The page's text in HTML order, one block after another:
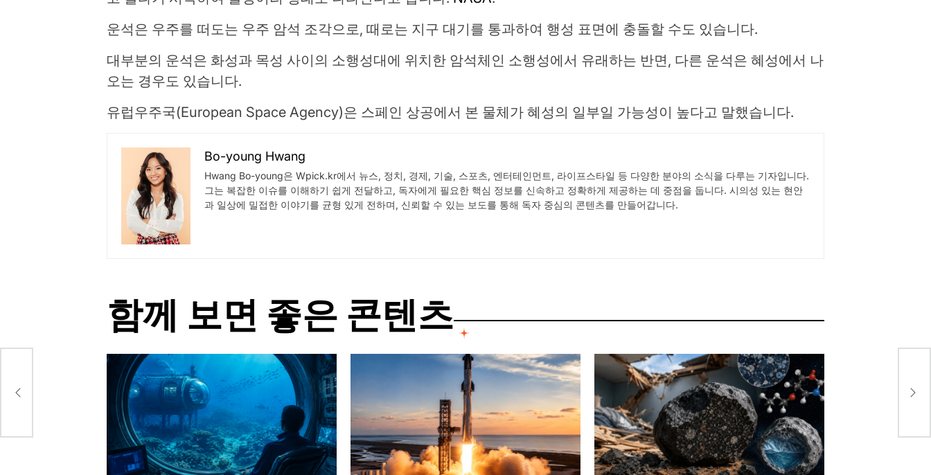
운석은 우주를 떠도는 우주 암석 조각으로, 때로는 지구 대기를 통과하여 행성 표면에 충돌할 수도 있습니다.
대부분의 운석은 화성과 목성 사이의 소행성대에 위치한 암석체인 소행성에서 유래하는 반면, 다른 운석은 혜성에서 나
오는 경우도 있습니다.
유럽우주국(European Space Agency)은 스페인 상공에서 본 물체가 혜성의 일부일 가능성이 높다고 말했습니다.
Bo-young Hwang
Hwang Bo-young은 Wpick.kr에서 뉴스, 정치, 경제, 기술, 스포츠, 엔터테인먼트, 라이프스타일 등 다양한 분야의 소식을 다루는 기자입니다.
그는 복잡한 이슈를 이해하기 쉽게 전달하고, 독자에게 필요한 핵심 정보를 신속하고 정확하게 제공하는 데 중점을 둡니다. 시의성 있는 현안
과 일상에 밀접한 이야기를 균형 있게 전하며, 신뢰할 수 있는 보도를 통해 독자 중심의 콘텐츠를 만들어갑니다.
함께 보면 좋은 콘텐츠
해